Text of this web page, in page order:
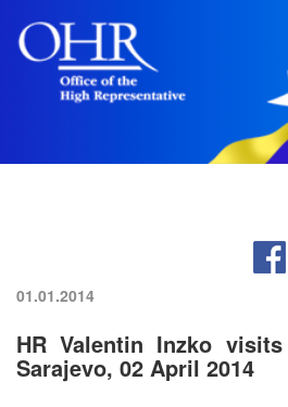
01.01.2014
HR Valentin Inzko
Sarajevo, 02 April 2014